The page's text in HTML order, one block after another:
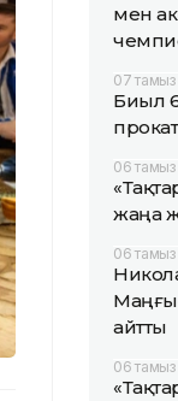
мен
07 тамыз
Биыл
06 тамыз
жаңа
06 тамыз
айтты
06